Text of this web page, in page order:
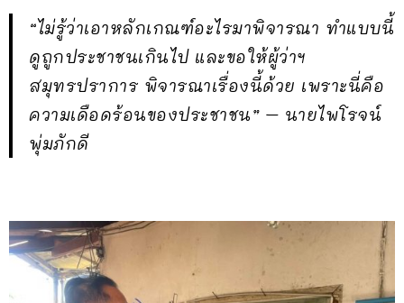
“ไม่รู้ว่าเอาหลักเกณฑ์อะไรมาพิจารณา ทำแบบนี้
ดูถูกประชาชนเกินไป และขอให้ผู้ว่าฯ
สมุทรปราการ พิจารณาเรื่องนี้ด้วย เพราะนี่คือ
ความเดือดร้อนของประชาชน” – นายไพโรจน์
พุ่มภักดี